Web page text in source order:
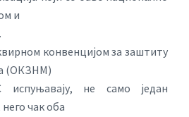
и
конвенцијом за заштиту
(ОКЗНМ)
не само један
чак оба